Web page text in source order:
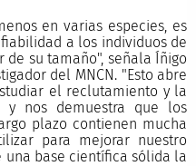
en varias especies, es
a los individuos de
de su tamaño", señala Íñigo
del MNCN. "Esto abre
el reclutamiento y la
y nos demuestra que los
plazo contienen mucha
para mejorar nuestro
base científica sólida la